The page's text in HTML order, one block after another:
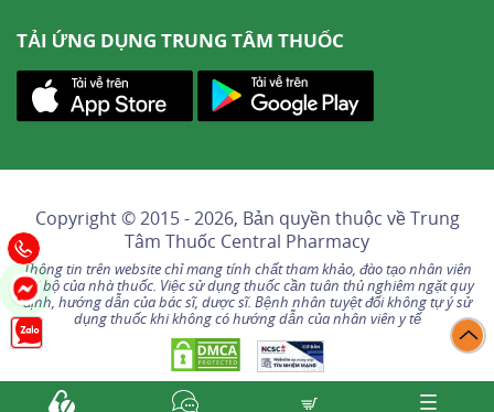
TẢI ỨNG DỤNG TRUNG TÂM THUỐC
Copyright © 2015 - 2026, Bản quyền thuộc vềTrung
Tâm Thuốc Central Pharmacy
Thông tin trên website chỉ mang tính chất tham khảo, đào tạo nhân viên
nội bộ của nhà thuốc. Việc sử dụng thuốc cần tuân thủ nghiêm ngặt quy
định, hướng dẫn của bác sĩ, dược sĩ. Bệnh nhân tuyệt đối không tự ý sử
dụng thuốc khi không có hướng dẫn của nhân viên y tế